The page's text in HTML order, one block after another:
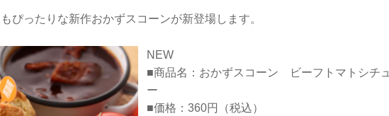
ぴったりな新作おかずスコーンが新登場します。
NEW
■商品名：おかずスコーン ビーフトマトシチュ
ー
■価格：360円（税込）